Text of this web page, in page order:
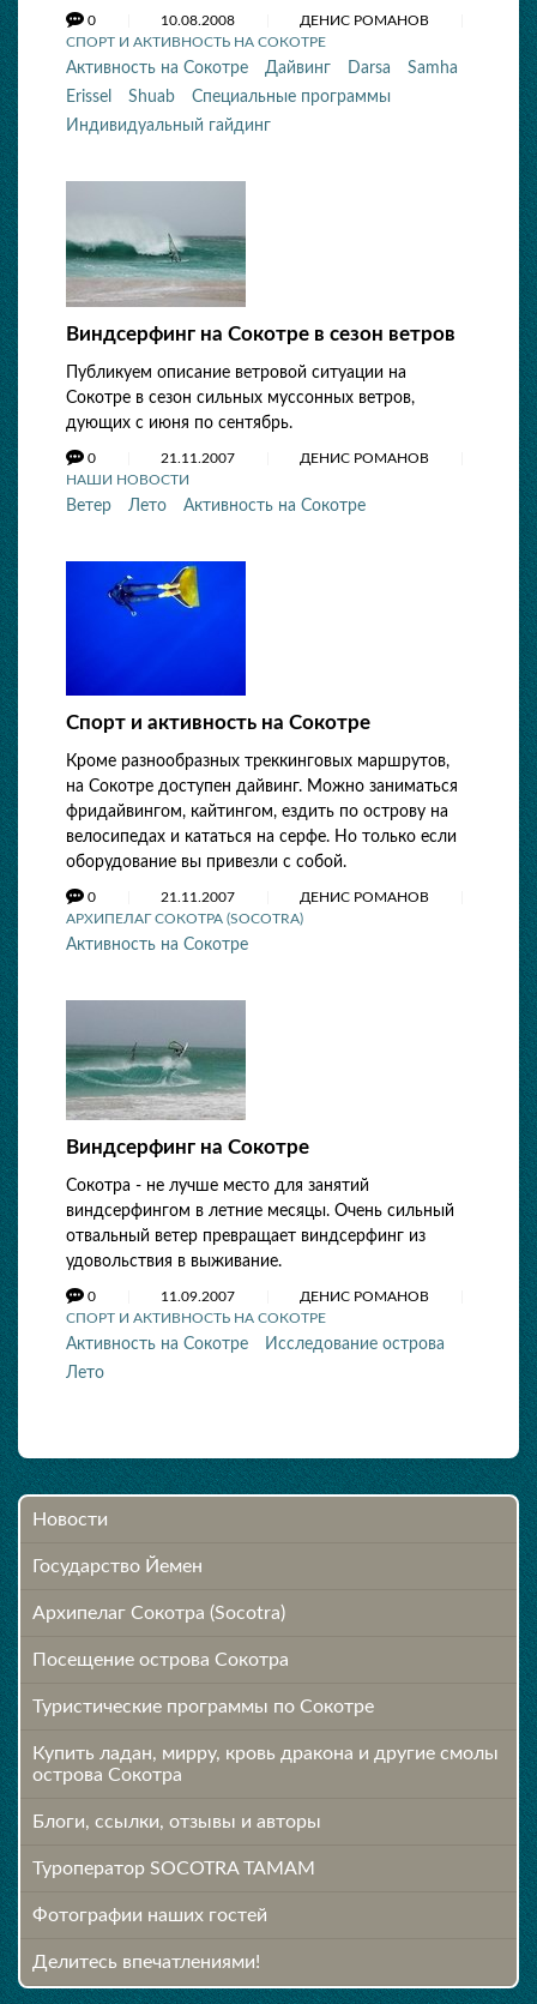
0 10.08.2008
ДЕНИС РОМАНОВ
СПОРТ И АКТИВНОСТЬ НА СОКОТРЕ
Активность на Сокотре Дайвинг Darsa
Samha
Erissel
Shuab
Специальные программы
Индивидуальный гайдинг
Виндсерфинг на Сокотре в сезон ветров
Публикуем описание ветровой ситуации на
Сокотре в сезон сильных муссонных ветров,
дующих с июня по сентябрь.
0 21.11.2007
ДЕНИС РОМАНОВ
НАШИ НОВОСТИ
Ветер Лето Активность на Сокотре
Спорт и активность на Сокотре
Кроме разнообразных треккинговых маршрутов,
на Сокотре доступен дайвинг. Можно заниматься
фридайвингом, кайтингом, ездить по острову на
велосипедах и кататься на серфе. Но только если
оборудование вы привезли с собой.
0 21.11.2007
ДЕНИС РОМАНОВ
АРХИПЕЛАГ СОКОТРА (SOCOTRA)
Активность на Сокотре
Виндсерфинг на Сокотре
Сокотра - не лучше место для занятий
виндсерфингом в летние месяцы. Очень сильный
отвальный ветер превращает виндсерфинг из
удовольствия в выживание.
0 11.09.2007
ДЕНИС РОМАНОВ
СПОРТ И АКТИВНОСТЬ НА СОКОТРЕ
Активность на Сокотре
Исследование острова
Лето
Новости
Государство Йемен
Архипелаг Сокотра (Socotra)
Посещение острова Cокотра
Туристические программы по Сокотре
Купить ладан, мирру, кровь дракона и другие смолы
острова Сокотра
Блоги, ссылки, отзывы и авторы
Туроператор SOCOTRA TAMAM
Фотографии наших гостей
Делитесь впечатлениями!